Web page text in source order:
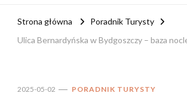
Strona główna
Poradnik Turysty
Ulica Bernardyńska w Bydgoszczy – baza
2025-05-02 PORADNIK TURYSTY